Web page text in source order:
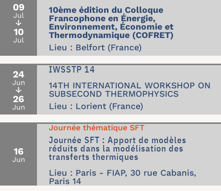
09
Jul
↓
10
Jul
10ème édition du Colloque
Francophone en Énergie,
Environnement, Économie et
Thermodynamique (COFRET)
Lieu : Belfort (France)
24
Jun
↓
26
Jun
IWSSTP 14
14TH INTERNATIONAL WORKSHOP ON
SUBSECOND THERMOPHYSICS
Lieu : Lorient (France)
16
Jun
Journée thématique SFT
Journée SFT : Apport de modèles
réduits dans la modélisation des
transferts thermiques
Lieu : Paris - FIAP, 30 rue Cabanis,
Paris 14